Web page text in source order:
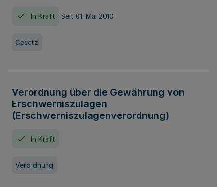
In Kraft Seit 01. Mai 2010
Gesetz
Verordnung über die Gewährung von
Erschwerniszulagen
(Erschwerniszulagenverordnung)
In Kraft
Verordnung